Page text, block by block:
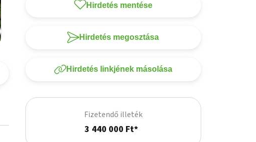
Hirdetés mentése
Hirdetés megosztása
Hirdetés linkjének másolása
Fizetendő illeték
3 440 000 Ft*